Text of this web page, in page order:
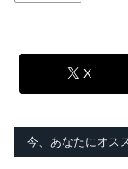
X
今、あなたにオス